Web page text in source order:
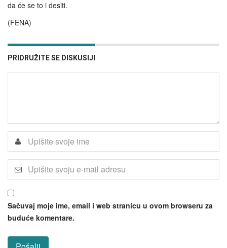
da će se to i desiti.
(FENA)
PRIDRUŽITE SE DISKUSIJI
Sačuvaj moje ime, email i web stranicu u ovom browseru za
buduće komentare.